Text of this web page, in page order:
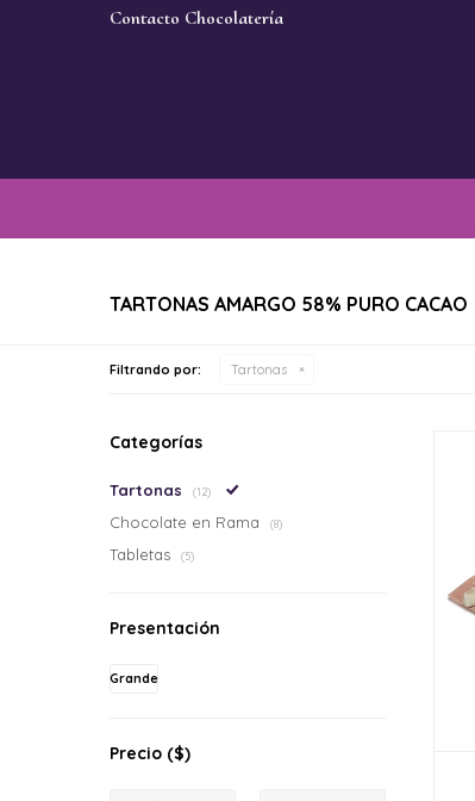
Contacto Chocolatería
TARTONAS AMARGO 58% PURO CACAO
Filtrando por: Tartonas
Categorías
Tartonas (12)
Chocolate en Rama (8)
Tabletas (5)
Presentación
Grande
Precio ($)